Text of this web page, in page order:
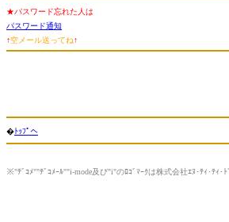
★パスワード忘れた人は
パスワード通知
↑空メール送ってね↑
�ﾄｯﾌﾟへ
※"ﾃﾞｺﾒ""ﾃﾞｺﾒｰﾙ""i-mode及び"i"のﾛｺﾞﾏｰｸは株式会社ｴﾇ･ﾃｨ･ﾃｨ･